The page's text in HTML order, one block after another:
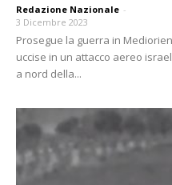
Redazione Nazionale -
3 Dicembre 2023
Prosegue la guerra in
uccise in un attacco aereo
a nord della...